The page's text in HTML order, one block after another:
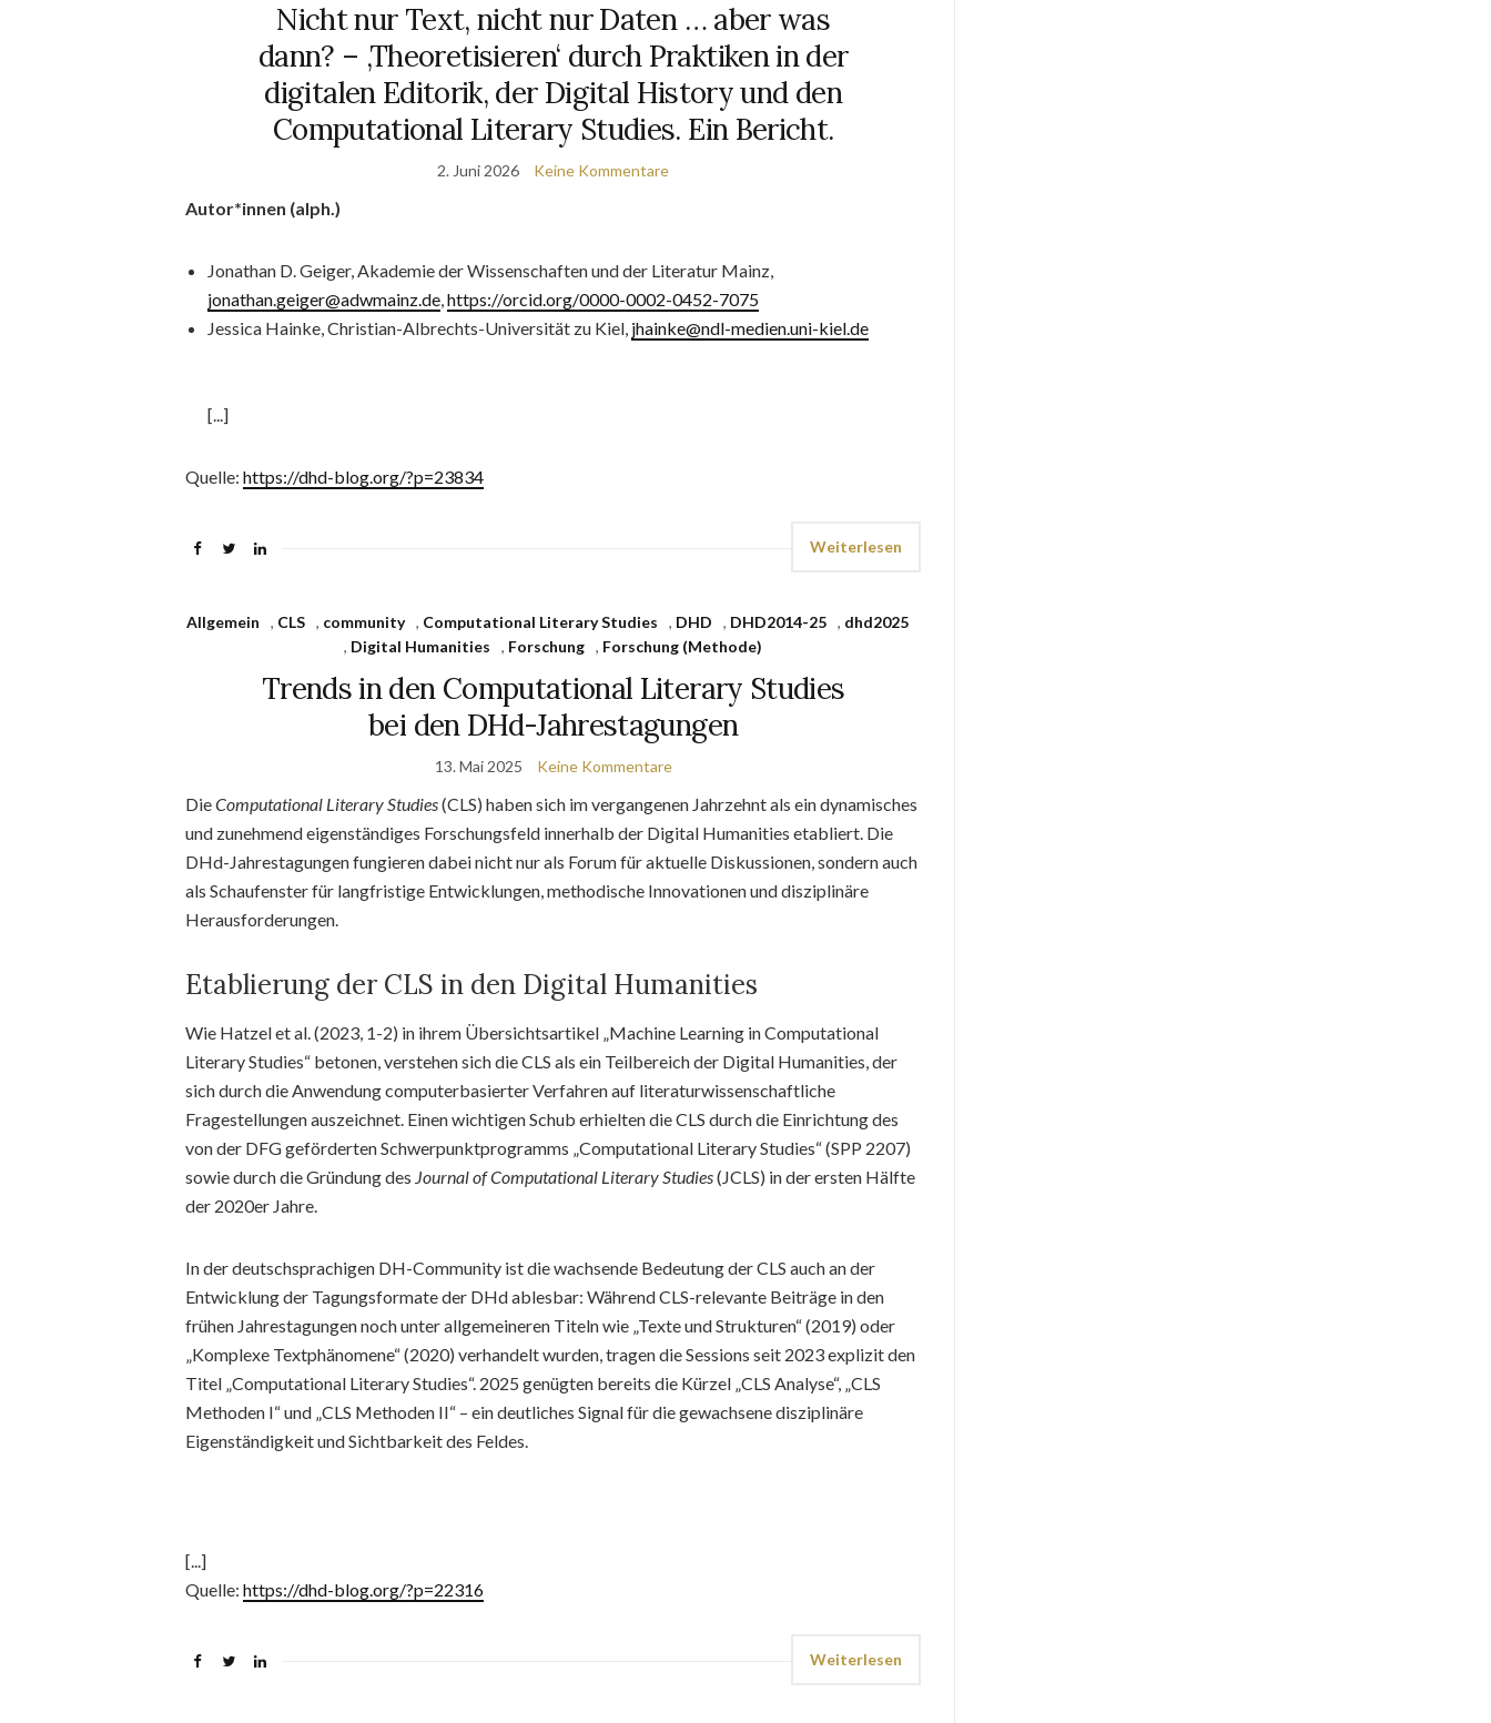
Nicht nur Text, nicht nur Daten … aber was
dann? – ‚Theoretisieren‘ durch Praktiken in der
digitalen Editorik, der Digital History und den
Computational Literary Studies. Ein Bericht.
2. Juni 2026 Keine Kommentare
Autor*innen (alph.)
Jonathan D. Geiger, Akademie der Wissenschaften und der Literatur Mainz,
jonathan.geiger@adwmainz.de,https://orcid.org/0000-0002-0452-7075
Jessica Hainke, Christian-Albrechts-Universität zu Kiel, jhainke@ndl-medien.uni-kiel.de
[...]
Quelle: https://dhd-blog.org/?p=23834
Weiterlesen
Allgemein , CLS , community , Computational Literary Studies , DHD , DHD2014-25 , dhd2025
, Digital Humanities , Forschung , Forschung (Methode)
Trends in den Computational Literary Studies
bei den DHd-Jahrestagungen
13. Mai 2025 Keine Kommentare
DieComputational Literary Studies(CLS) haben sich im vergangenen Jahrzehnt als ein dynamisches
und zunehmend eigenständiges Forschungsfeld innerhalb der Digital Humanities etabliert. Die
DHd-Jahrestagungen fungieren dabei nicht nur als Forum für aktuelle Diskussionen, sondern auch
als Schaufenster für langfristige Entwicklungen, methodische Innovationen und disziplinäre
Herausforderungen.
Etablierung der CLS in den Digital Humanities
Wie Hatzel et al. (2023, 1-2) in ihrem Übersichtsartikel „Machine Learning in Computational
Literary Studies“ betonen, verstehen sich die CLS als ein Teilbereich der Digital Humanities, der
sich durch die Anwendung computerbasierter Verfahren auf literaturwissenschaftliche
Fragestellungen auszeichnet. Einen wichtigen Schub erhielten die CLS durch die Einrichtung des
von der DFG geförderten Schwerpunktprogramms „Computational Literary Studies“ (SPP 2207)
sowie durch die Gründung des Journal of Computational Literary Studies(JCLS) in der ersten Hälfte
der 2020er Jahre.
In der deutschsprachigen DH-Community ist die wachsende Bedeutung der CLS auch an der
Entwicklung der Tagungsformate der DHd ablesbar: Während CLS-relevante Beiträge in den
frühen Jahrestagungen noch unter allgemeineren Titeln wie „Texte und Strukturen“ (2019) oder
„Komplexe Textphänomene“ (2020) verhandelt wurden, tragen die Sessions seit 2023 explizit den
Titel „Computational Literary Studies“. 2025 genügten bereits die Kürzel „CLS Analyse“, „CLS
Methoden I“ und „CLS Methoden II“ – ein deutliches Signal für die gewachsene disziplinäre
Eigenständigkeit und Sichtbarkeit des Feldes.
[...]
Quelle: https://dhd-blog.org/?p=22316
Weiterlesen